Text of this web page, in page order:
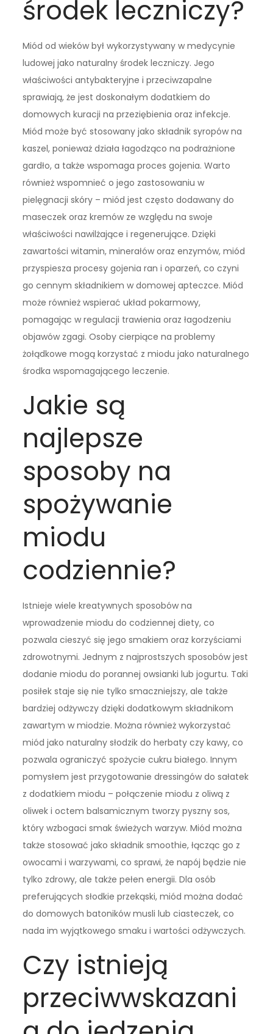
środek leczniczy?
Miód od wieków był wykorzystywany w medycynie
ludowej jako naturalny środek leczniczy. Jego
właściwości antybakteryjne i przeciwzapalne
sprawiają, że jest doskonałym dodatkiem do
domowych kuracji na przeziębienia oraz infekcje.
Miód może być stosowany jako składnik syropów na
kaszel, ponieważ działa łagodząco na podrażnione
gardło, a także wspomaga proces gojenia. Warto
również wspomnieć o jego zastosowaniu w
pielęgnacji skóry – miód jest często dodawany do
maseczek oraz kremów ze względu na swoje
właściwości nawilżające i regenerujące. Dzięki
zawartości witamin, minerałów oraz enzymów, miód
przyspiesza procesy gojenia ran i oparzeń, co czyni
go cennym składnikiem w domowej apteczce. Miód
może również wspierać układ pokarmowy,
pomagając w regulacji trawienia oraz łagodzeniu
objawów zgagi. Osoby cierpiące na problemy
żołądkowe mogą korzystać z miodu jako naturalnego
środka wspomagającego leczenie.
Jakie są
najlepsze
sposoby na
spożywanie
miodu
codziennie?
Istnieje wiele kreatywnych sposobów na
wprowadzenie miodu do codziennej diety, co
pozwala cieszyć się jego smakiem oraz korzyściami
zdrowotnymi. Jednym z najprostszych sposobów jest
dodanie miodu do porannej owsianki lub jogurtu. Taki
posiłek staje się nie tylko smaczniejszy, ale także
bardziej odżywczy dzięki dodatkowym składnikom
zawartym w miodzie. Można również wykorzystać
miód jako naturalny słodzik do herbaty czy kawy, co
pozwala ograniczyć spożycie cukru białego. Innym
pomysłem jest przygotowanie dressingów do sałatek
z dodatkiem miodu – połączenie miodu z oliwą z
oliwek i octem balsamicznym tworzy pyszny sos,
który wzbogaci smak świeżych warzyw. Miód można
także stosować jako składnik smoothie, łącząc go z
owocami i warzywami, co sprawi, że napój będzie nie
tylko zdrowy, ale także pełen energii. Dla osób
preferujących słodkie przekąski, miód można dodać
do domowych batoników musli lub ciasteczek, co
nada im wyjątkowego smaku i wartości odżywczych.
Czy istnieją
przeciwwskazani